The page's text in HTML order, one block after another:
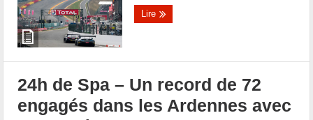
Lire
24h de Spa – Un record de 72
engagés dans les Ardennes avec